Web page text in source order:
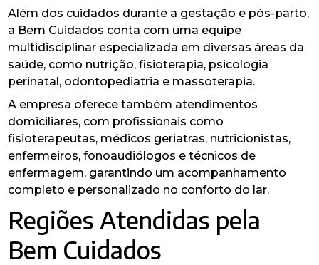
Além dos cuidados durante a gestação e pós-parto,
a Bem Cuidados conta com uma equipe
multidisciplinar especializada em diversas áreas da
saúde, como nutrição, fisioterapia, psicologia
perinatal, odontopediatria e massoterapia.
A empresa oferece também atendimentos
domiciliares, com profissionais como
fisioterapeutas, médicos geriatras, nutricionistas,
enfermeiros, fonoaudiólogos e técnicos de
enfermagem, garantindo um acompanhamento
completo e personalizado no conforto do lar.
Regiões Atendidas pela
Bem Cuidados